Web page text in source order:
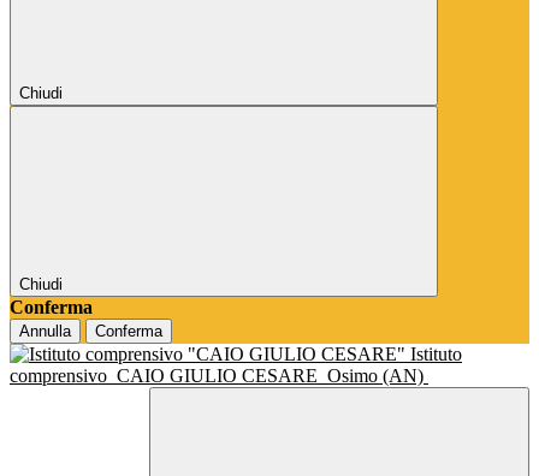
Chiudi
Chiudi
Conferma
Annulla Conferma
Istituto
comprensivo CAIO GIULIO CESARE Osimo (AN)